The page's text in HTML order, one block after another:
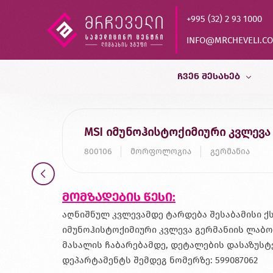
+995 (32) 2 93 1000
ᲩᲕᲔᲜ ᲨᲔᲡᲐᲮᲔᲑ
ისტორია
MVZ LABOR DR.LIMBACH
დასაქმება
MSI იმუნოჰისტოქიმიური
800106 მორფოლოგია გერმანია
მომზადების წესი:
აღნიშნულ კვლევამდე ტარდება
იმუნოჰისტოქიმიური კვლევა გერმანიის
მასალის ჩაბარებამდე, დეტალების
დეპარტამენტს შემდეგ ნომერზე: 599087062